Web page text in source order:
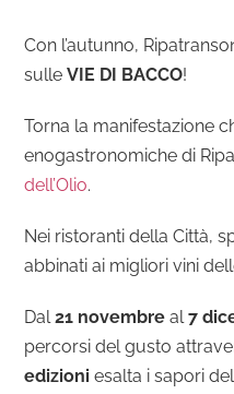
Con l’autunno,
sulleVIE DI BACCO!
Torna la manifestazione
enogastronomiche di
dell’Olio.
Nei ristoranti della Città,
abbinati ai migliori vini
Dal21 novembre al7
percorsi del gusto
edizioni esalta i sapori